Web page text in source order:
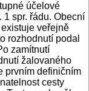
účelové
1 spr. řádu. Obecní
veřejně
rozhodnutí podal
zamítnutí
žalovaného
prvním definičním
cesty